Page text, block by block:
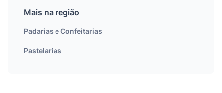
Mais na região
Padarias e Confeitarias
Pastelarias